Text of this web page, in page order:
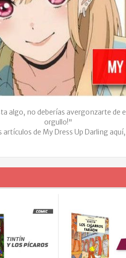
algo, no deberías avergonzarte de
orgullo!"
de My Dress Up Darling